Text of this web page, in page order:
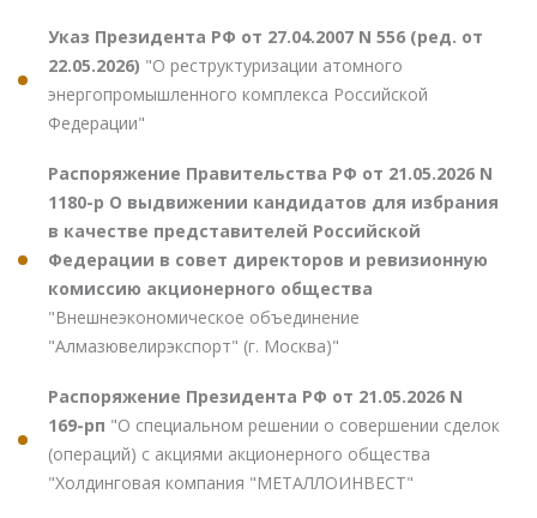
Указ Президента РФ от 27.04.2007 N 556 (ред. от
22.05.2026) "О реструктуризации атомного
энергопромышленного комплекса Российской
Федерации"
Распоряжение Правительства РФ от 21.05.2026 N
1180-р О выдвижении кандидатов для избрания
в качестве представителей Российской
Федерации в совет директоров и ревизионную
комиссию акционерного общества
"Внешнеэкономическое объединение
"Алмазювелирэкспорт" (г. Москва)"
Распоряжение Президента РФ от 21.05.2026 N
169-рп "О специальном решении о совершении сделок
(операций) с акциями акционерного общества
"Холдинговая компания "МЕТАЛЛОИНВЕСТ"